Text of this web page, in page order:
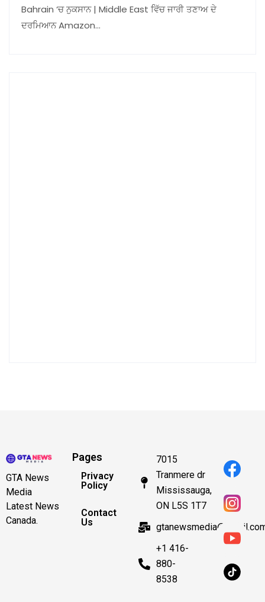
Bahrain ‘ਚ ਨੁਕਸਾਨ | Middle East ਵਿੱਚ ਜਾਰੀ ਤਣਾਅ ਦੇ
ਦਰਮਿਆਨ Amazon…
GTA News
Media
Latest News
Canada.
Pages
Privacy
Policy
Contact
Us
7015
Tranmere dr
Mississauga,
ON L5S 1T7
+1 416-
880-
8538